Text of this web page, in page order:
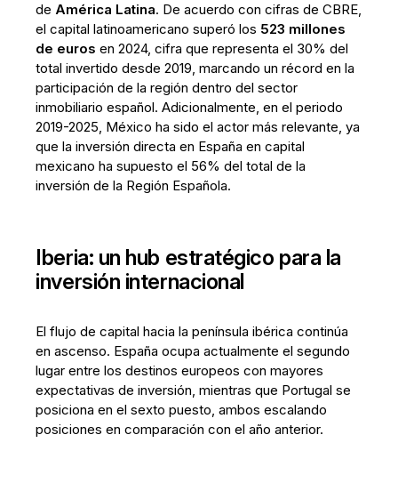
de América Latina. De acuerdo con cifras de CBRE,
el capital latinoamericano superó los 523 millones
de euros en 2024, cifra que representa el 30% del
total invertido desde 2019, marcando un récord en la
participación de la región dentro del sector
inmobiliario español. Adicionalmente, en el periodo
2019-2025, México ha sido el actor más relevante, ya
que la inversión directa en España en capital
mexicano ha supuesto el 56% del total de la
inversión de la Región Española.
Iberia: un hub estratégico para la
inversión internacional
El flujo de capital hacia la península ibérica continúa
en ascenso. España ocupa actualmente el segundo
lugar entre los destinos europeos con mayores
expectativas de inversión, mientras que Portugal se
posiciona en el sexto puesto, ambos escalando
posiciones en comparación con el año anterior.